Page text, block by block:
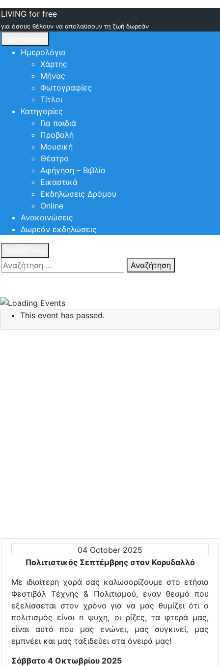
LIVING for free
για όσους θέλουν να απολαύσουν τη ζωή δωρεάν
Ημερολόγιο
Χάρτης
Μήνας
Φωτογραφίες
Τίτλοι
Κατηγορίες
Για παιδιά
Προβολή
Μουσική
Θέατρο
Αφήγηση – Βιβλίο
Εικαστικά
Εκδηλώσεις Δρόμου
Online
Ανακοινώσεις
Δωρεάν εκδηλώσεις
Αναζήτηση
This event has passed.
04 October 2025
Πολιτιστικός Σεπτέμβρης στον Κορυδαλλό
Με ιδιαίτερη χαρά σας καλωσορίζουμε στο ετήσιο
Φεστιβάλ Τέχνης & Πολιτισμού, έναν θεσμό που
εξελίσσεται στον χρόνο για να μας θυμίζει ότι ο
πολιτισμός είναι n ψυχη, οι ρίζες, τα φτερά μας,
είναι αυτό που μας ενώνει, μας συγκινεί, μας
εμπνέει και μας ταξιδεύει στα όνειρά μας!
Σάββατο 4 Οκτωβρίου 2025